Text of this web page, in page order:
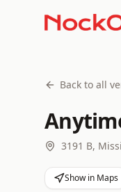
Back to all
3191 B,
Show in Maps